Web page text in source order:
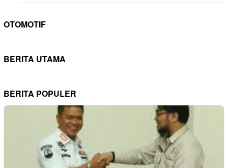
OTOMOTIF
BERITA UTAMA
BERITA POPULER